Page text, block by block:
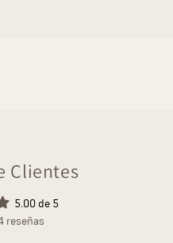
Clientes
5.00 de 5
reseñas